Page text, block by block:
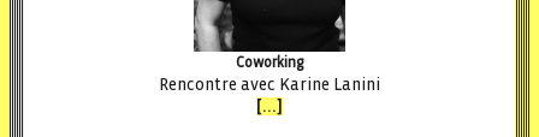
Coworking
Rencontre avec Karine Lanini
[...]